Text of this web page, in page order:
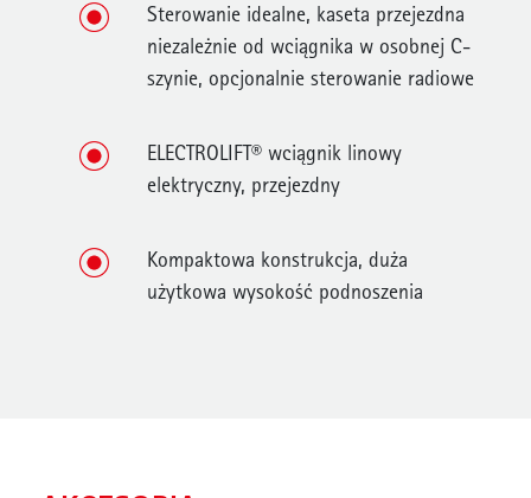
Sterowanie idealne, kaseta przejezdna
niezależnie od wciągnika w osobnej C-
szynie, opcjonalnie sterowanie radiowe
ELECTROLIFT® wciągnik linowy
elektryczny, przejezdny
Kompaktowa konstrukcja, duża
użytkowa wysokość podnoszenia